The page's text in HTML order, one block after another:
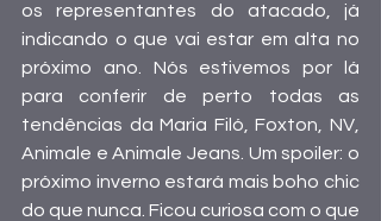
os representantes do atacado, já
indicando o que vai estar em alta no
próximo ano. Nós estivemos por lá
para conferir de perto todas as
tendências da Maria Filó, Foxton, NV,
Animale e Animale Jeans. Um spoiler: o
próximo inverno estará mais boho chic
do que nunca. Ficou curiosa com o que